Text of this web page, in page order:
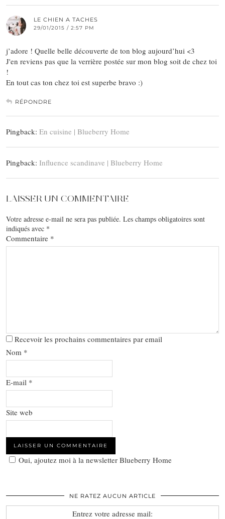
LE CHIEN A TACHES
29/01/2015 / 2:57 PM
j’adore ! Quelle belle découverte de ton blog aujourd’hui <3
J'en reviens pas que la verrière postée sur mon blog soit de chez toi
!
En tout cas ton chez toi est superbe bravo :)
RÉPONDRE
Pingback: En cuisine | Blueberry Home
Pingback: Influence scandinave | Blueberry Home
LAISSER UN COMMENTAIRE
Votre adresse e-mail ne sera pas publiée. Les champs obligatoires sont
indiqués avec *
Commentaire *
Recevoir les prochains commentaires par email
Nom *
E-mail *
Site web
Oui, ajoutez moi à la newsletter Blueberry Home
NE RATEZ AUCUN ARTICLE
Entrez votre adresse mail: